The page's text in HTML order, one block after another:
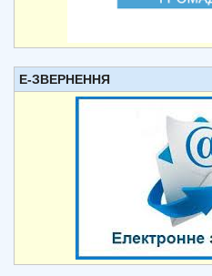
Е-ЗВЕРНЕННЯ